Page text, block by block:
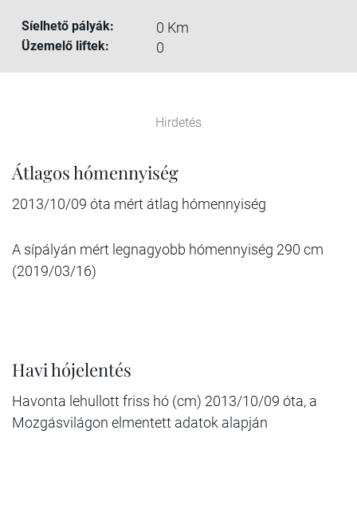
Síelhető pályák: 0 Km
Üzemelő liftek: 0
Hirdetés
Átlagos hómennyiség
2013/10/09 óta mért átlag hómennyiség
A sípályán mért legnagyobb hómennyiség 290 cm
(2019/03/16)
Havi hójelentés
Havonta lehullott friss hó (cm) 2013/10/09 óta, a
Mozgásvilágon elmentett adatok alapján